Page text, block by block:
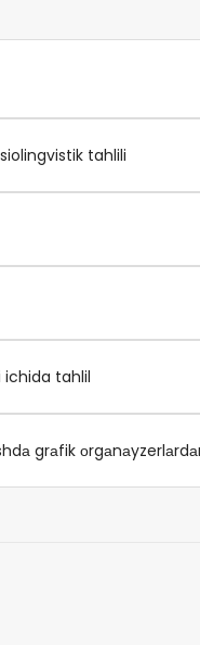
tahlili
ichida tahlil
grаfik